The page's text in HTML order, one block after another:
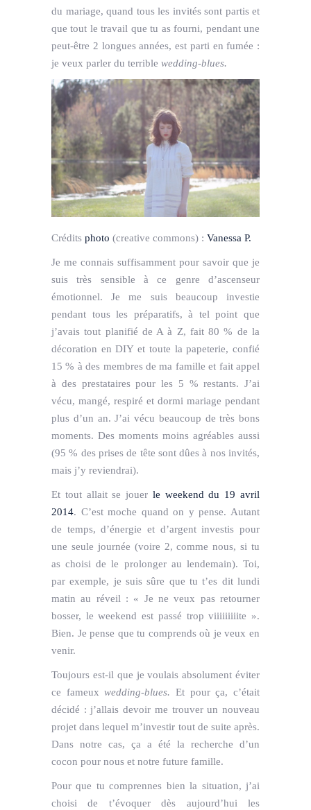
du mariage, quand tous les invités sont partis et
que tout le travail que tu as fourni, pendant une
peut-être 2 longues années, est parti en fumée :
je veux parler du terrible wedding-blues.
Crédits photo (creative commons) : Vanessa P.
Je me connais suffisamment pour savoir que je
suis très sensible à ce genre d’ascenseur
émotionnel. Je me suis beaucoup investie
pendant tous les préparatifs, à tel point que
j’avais tout planifié de A à Z, fait 80 % de la
décoration en DIY et toute la papeterie, confié
15 % à des membres de ma famille et fait appel
à des prestataires pour les 5 % restants. J’ai
vécu, mangé, respiré et dormi mariage pendant
plus d’un an. J’ai vécu beaucoup de très bons
moments. Des moments moins agréables aussi
(95 % des prises de tête sont dûes à nos invités,
mais j’y reviendrai).
Et tout allait se jouer le weekend du 19 avril
2014. C’est moche quand on y pense. Autant
de temps, d’énergie et d’argent investis pour
une seule journée (voire 2, comme nous, si tu
as choisi de le prolonger au lendemain). Toi,
par exemple, je suis sûre que tu t’es dit lundi
matin au réveil : « Je ne veux pas retourner
bosser, le weekend est passé trop viiiiiiiiite ».
Bien. Je pense que tu comprends où je veux en
venir.
Toujours est-il que je voulais absolument éviter
ce fameuxwedding-blues. Et pour ça, c’était
décidé : j’allais devoir me trouver un nouveau
projet dans lequel m’investir tout de suite après.
Dans notre cas, ça a été la recherche d’un
cocon pour nous et notre future famille.
Pour que tu comprennes bien la situation, j’ai
choisi de t’évoquer dès aujourd’hui les